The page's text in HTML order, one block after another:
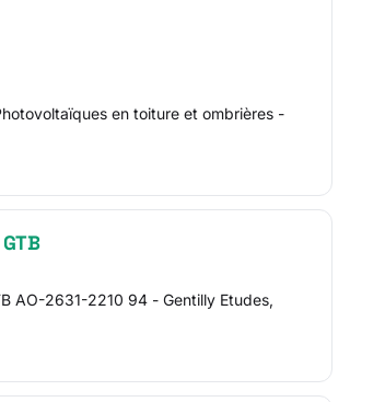
en toiture et ombrières -
GTB
AO-2631-2210 94 - Gentilly Etudes,